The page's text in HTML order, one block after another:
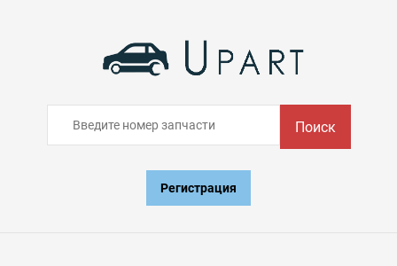
Поиск
Регистрация